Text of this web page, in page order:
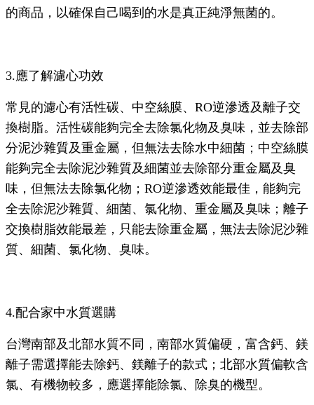
的商品，以確保自己喝到的水是真正純淨無菌的。
3.應了解濾心功效
常見的濾心有活性碳、中空絲膜、RO逆滲透及離子交
換樹脂。活性碳能夠完全去除氯化物及臭味，並去除部
分泥沙雜質及重金屬，但無法去除水中細菌；中空絲膜
能夠完全去除泥沙雜質及細菌並去除部分重金屬及臭
味，但無法去除氯化物；RO逆滲透效能最佳，能夠完
全去除泥沙雜質、細菌、氯化物、重金屬及臭味；離子
交換樹脂效能最差，只能去除重金屬，無法去除泥沙雜
質、細菌、氯化物、臭味。
4.配合家中水質選購
台灣南部及北部水質不同，南部水質偏硬，富含鈣、鎂
離子需選擇能去除鈣、鎂離子的款式；北部水質偏軟含
氯、有機物較多，應選擇能除氯、除臭的機型。